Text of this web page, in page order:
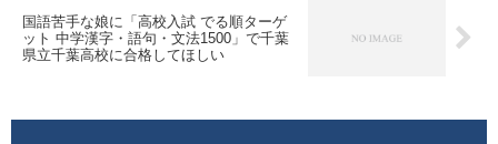
国語苦手な娘に「高校入試 でる順ターゲ
ット 中学漢字・語句・文法1500」で千葉
県立千葉高校に合格してほしい